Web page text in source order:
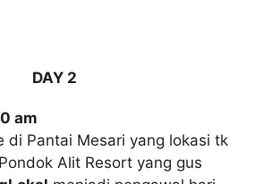
DAY 2
am
di Pantai Mesari yang lokasi tk
Alit Resort yang gus